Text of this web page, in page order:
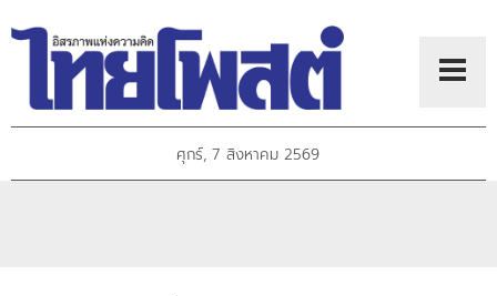
ศุกร์, 7 สิงหาคม 2569